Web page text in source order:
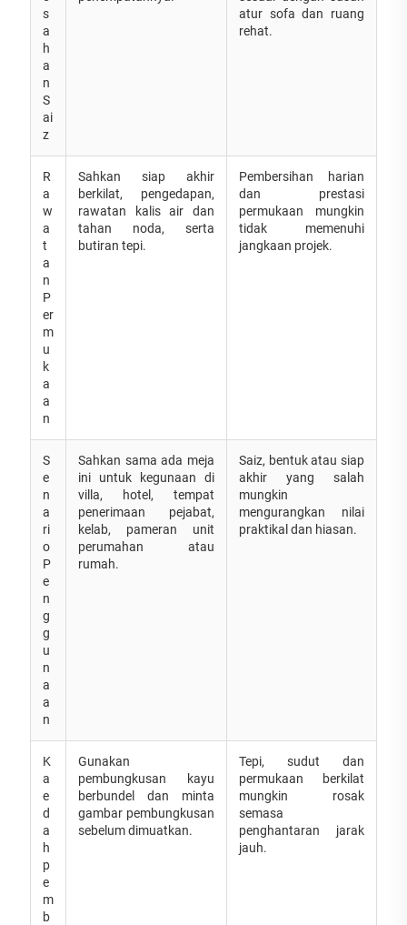
s
a
h
a
n
S
ai
z
atur sofa dan ruang
rehat.
R
a
w
a
t
a
n
P
er
m
u
k
a
a
n
Sahkan siap akhir
berkilat, pengedapan,
rawatan kalis air dan
tahan noda, serta
butiran tepi.
Pembersihan harian
dan prestasi
permukaan mungkin
tidak memenuhi
jangkaan projek.
S
e
n
a
ri
o
P
e
n
g
g
u
n
a
a
n
Sahkan sama ada meja
ini untuk kegunaan di
villa, hotel, tempat
penerimaan pejabat,
kelab, pameran unit
perumahan atau
rumah.
Saiz, bentuk atau siap
akhir yang salah
mungkin
mengurangkan nilai
praktikal dan hiasan.
K
a
e
d
a
h
p
e
m
b
Gunakan
pembungkusan kayu
berbundel dan minta
gambar pembungkusan
sebelum dimuatkan.
Tepi, sudut dan
permukaan berkilat
mungkin rosak
semasa
penghantaran jarak
jauh.